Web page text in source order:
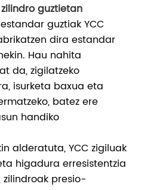
guztietan
guztiak YCC
dira estandar
Hau nahita
da, zigilatzeko
isurketa baxua eta
batez ere
handiko
alderatuta, YCC zigiluak
higadura erresistentzia
presio-